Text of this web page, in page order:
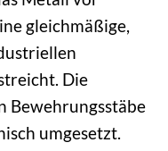
gleichmäßige,
Die
Bewehrungsstäbe
umgesetzt.